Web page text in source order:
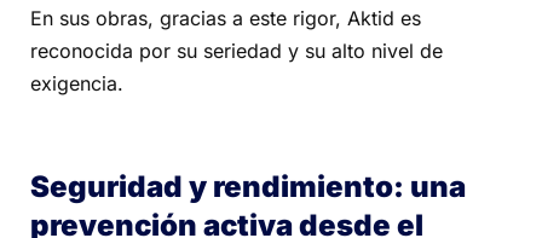
En sus obras, gracias a este rigor, Aktid es
reconocida por su seriedad y su alto nivel de
exigencia.
Seguridad y rendimiento: una
prevención activa desde el